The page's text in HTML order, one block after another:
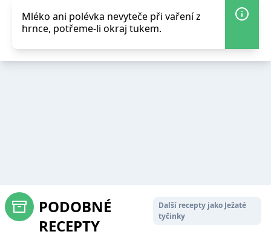
Mléko ani polévka nevyteče při vaření z
hrnce, potřeme-li okraj tukem.
PODOBNÉ
RECEPTY
Další recepty jako Ježaté
tyčinky